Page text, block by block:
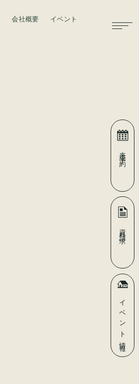
会社概要 イベント
来場予約
資料請求
イベント